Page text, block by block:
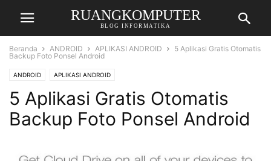
RUANGKOMPUTER
BLOG INFORMATIKA
Beranda ANDROID APLIKASI ANDROID
5 Aplikasi Gratis Otomatis
Backup Foto Ponsel Android
ANDROID APLIKASI ANDROID
5 Aplikasi Gratis Otomatis
Backup Foto Ponsel Android